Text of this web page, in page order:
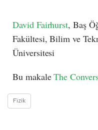
David Fairhurst, Baş
Fakültesi, Bilim ve
Üniversitesi
Bu makaleThe
Fizik